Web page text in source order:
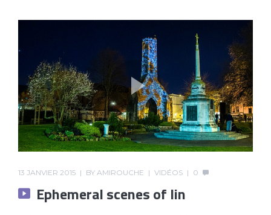
13 JANVIER 2015 BY AMIROUCHE VIDÉOS 0
Ephemeral scenes of lin